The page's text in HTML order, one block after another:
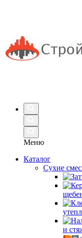
Меню
Каталог
Сухие
и